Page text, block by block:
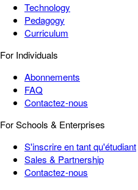
Technology
Pedagogy
Curriculum
For Individuals
Abonnements
FAQ
Contactez-nous
For Schools & Enterprises
S'inscrire en tant qu'étudiant
Sales & Partnership
Contactez-nous